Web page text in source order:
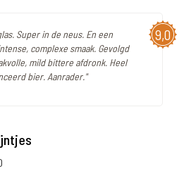
9,0
Super in de neus. En een
complexe smaak. Gevolgd
mild bittere afdronk. Heel
bier. Aanrader."